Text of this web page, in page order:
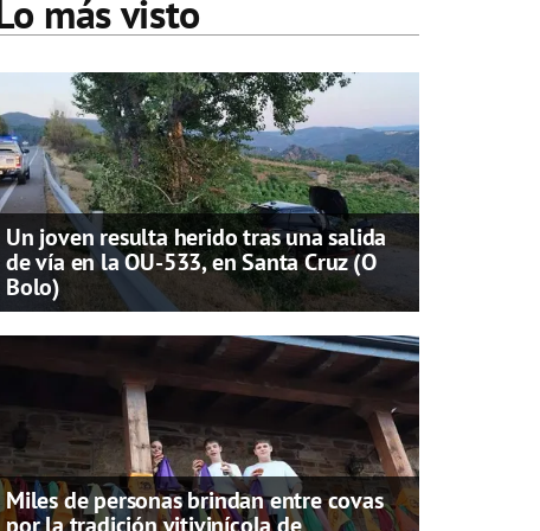
Lo más visto
Un joven resulta herido tras una salida
de vía en la OU-533, en Santa Cruz (O
Bolo)
Miles de personas brindan entre covas